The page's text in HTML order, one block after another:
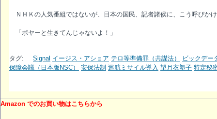
ＮＨＫの人気番組ではないが、日本の国民、記者諸侯に、こう呼びか
「ボヤーと生きてんじゃないよ！」
タグ: Signal イージス・アショア テロ等準備罪（共謀法）
ビックデー
保障会議（日本版NSC）
安保法制 巡航ミサイル導入 望月衣塑子 特定秘
Amazon でのお買い物はこちらから